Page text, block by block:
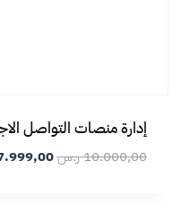
إدارة منصات التواصل
10.000,00ر.س